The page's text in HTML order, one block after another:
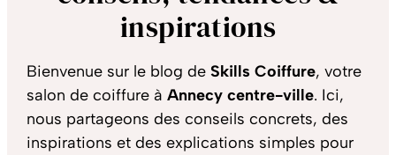
inspirations
Bienvenue sur le blog de Skills Coiffure, votre
salon de coiffure à Annecy centre-ville. Ici,
nous partageons des conseils concrets, des
inspirations et des explications simples pour